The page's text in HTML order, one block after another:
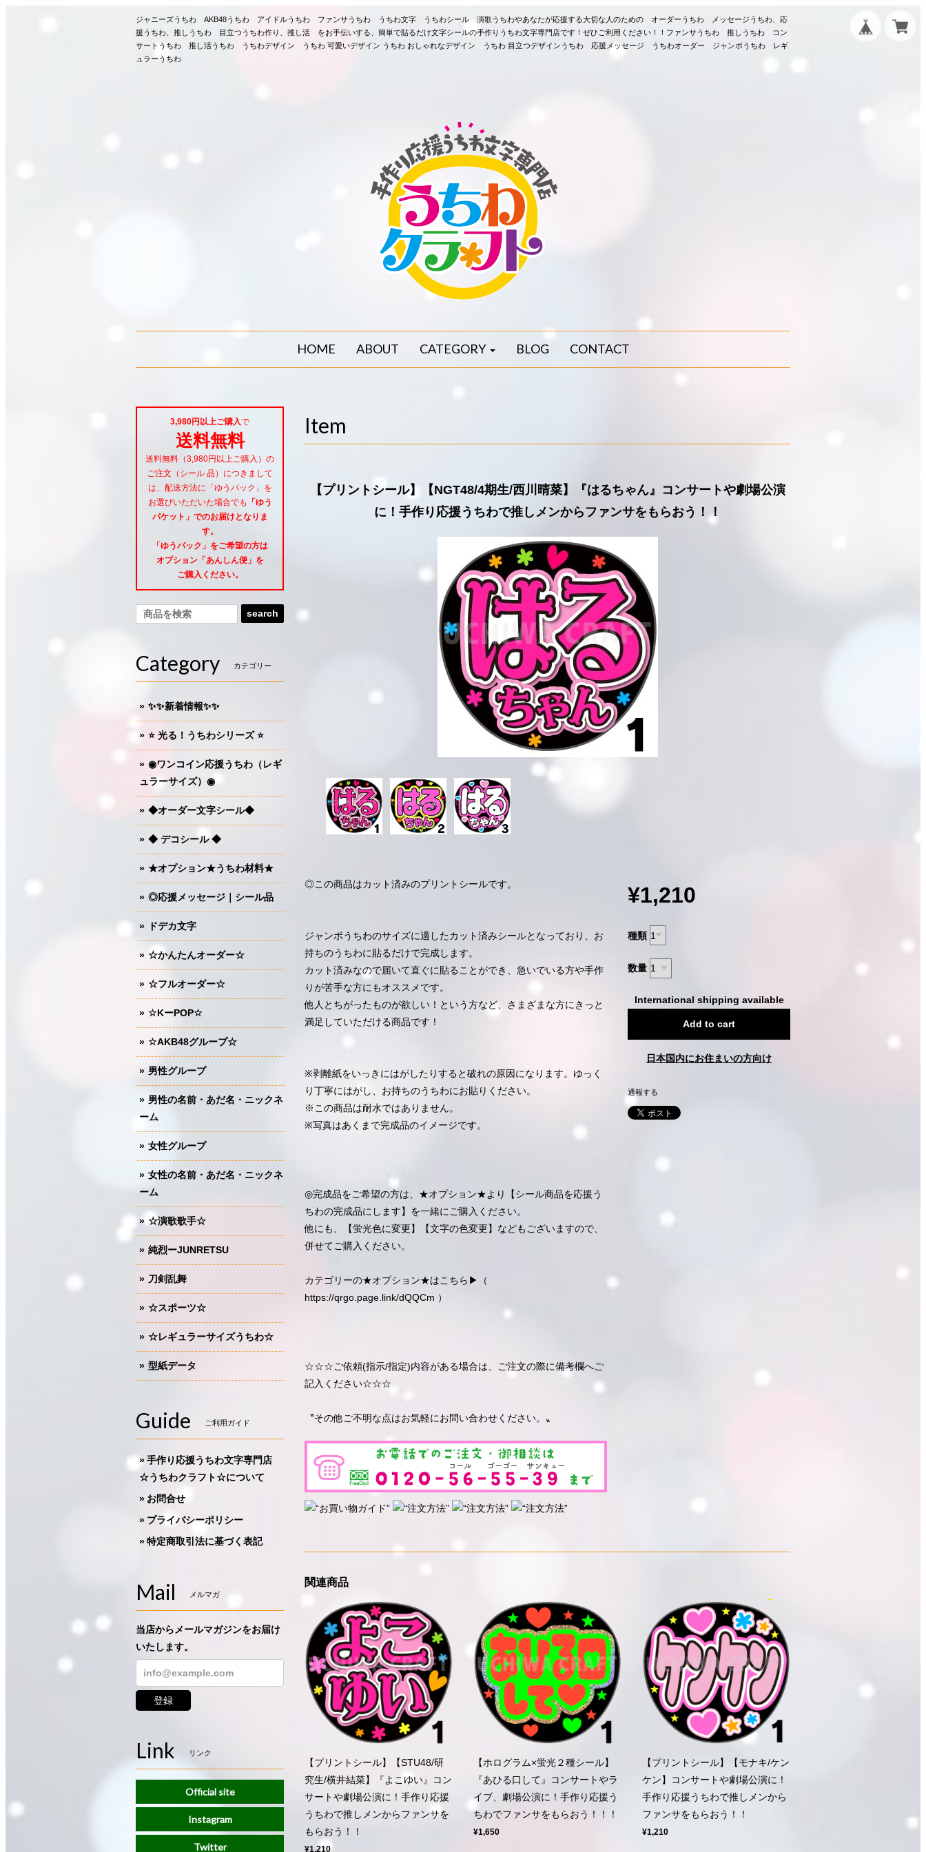
ジャニーズうちわ AKB48うちわ アイドルうちわ ファンサうちわ うちわ文字 うちわシール 演歌うちわやあなたが応援する大切な人のための オーダーうちわ メッセージうちわ、応
援うちわ、推しうちわ 目立つうちわ作り、推し活 をお手伝いする、簡単で貼るだけ文字シールの手作りうちわ文字専門店です！ぜひご利用ください！！ファンサうちわ 推しうちわ コン
サートうちわ 推し活うちわ うちわデザイン うちわ 可愛いデザイン うちわ おしゃれなデザイン うちわ 目立つデザインうちわ 応援メッセージ うちわオーダー ジャンボうちわ レギ
ュラーうちわ
HOME ABOUT CATEGORY BLOG CONTACT
Item
【プリントシール】【NGT48/4期生/西川晴菜】『はるちゃん』コンサートや劇場公演
に！手作り応援うちわで推しメンからファンサをもらおう！！
◎この商品はカット済みのプリントシールです。
ジャンボうちわのサイズに適したカット済みシールとなっており、お
持ちのうちわに貼るだけで完成します。
カット済みなので届いて直ぐに貼ることができ、急いでいる方や手作
りが苦手な方にもオススメです。
他人とちがったものが欲しい！という方など、さまざまな方にきっと
満足していただける商品です！
※剥離紙をいっきにはがしたりすると破れの原因になります。ゆっく
り丁寧にはがし、お持ちのうちわにお貼りください。
※この商品は耐水ではありません。
※写真はあくまで完成品のイメージです。
◎完成品をご希望の方は、★オプション★より【シール商品を応援う
ちわの完成品にします】を一緒にご購入ください。
他にも、【蛍光色に変更】【文字の色変更】などもございますので、
併せてご購入ください。
カテゴリーの★オプション★はこちら▶︎（
https://qrgo.page.link/dQQCm ）
☆☆☆ご依頼(指示/指定)内容がある場合は、ご注文の際に備考欄へご
記入ください☆☆☆
〝その他ご不明な点はお気軽にお問い合わせください。〟
¥1,210
種類
数量
International shipping available
Add to cart
日本国内にお住まいの方向け
通報する
関連商品
【プリントシール】【STU48/研
究生/横井結菜】『よこゆい』コン
サートや劇場公演に！手作り応援
うちわで推しメンからファンサを
もらおう！！
¥1,210
【ホログラム×蛍光２種シール】
『あひる口して』コンサートやラ
イブ、劇場公演に！手作り応援う
ちわでファンサをもらおう！！！
¥1,650
【プリントシール】【モナキ/ケン
ケン】コンサートや劇場公演に！
手作り応援うちわで推しメンから
ファンサをもらおう！！
¥1,210
3,980円以上ご購入で
送料無料
送料無料（3,980円以上ご購入）の
ご注文（シール 品）につきまして
は、配送方法に「ゆうパック」を
お選びいただいた場合でも
「ゆう
パケット」でのお届けとなりま
す。
「ゆうパック」をご希望の方は
オプション「あんしん便」 を
ご購入ください。
search
Category カテゴリー
✨✨新着情報✨✨
⭐️ 光る！うちわシリーズ ⭐️
◉ワンコイン応援うちわ（レギ
ュラーサイズ）◉
◆オーダー文字シール◆
◆ デコシール ◆
★オプション★うちわ材料★
◎応援メッセージ｜シール品
ドデカ文字
☆かんたんオーダー☆
☆フルオーダー☆
☆KーPOP☆
☆AKB48グループ☆
男性グループ
男性の名前・あだ名・ニックネ
ーム
女性グループ
女性の名前・あだ名・ニックネ
ーム
☆演歌歌手☆
純烈ーJUNRETSU
刀剣乱舞
☆スポーツ☆
☆レギュラーサイズうちわ☆
型紙データ
Guide ご利用ガイド
手作り応援うちわ文字専門店
☆うちわクラフト☆について
お問合せ
プライバシーポリシー
特定商取引法に基づく表記
Mail メルマガ
当店からメールマガジンをお届け
いたします。
登録
Link リンク
Official site
Instagram
Twitter